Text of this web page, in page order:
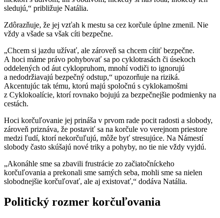
sledujú,“ približuje Natália.
Zdôrazňuje, že jej vzťah k mestu sa cez korčule úplne zmenil. Nie
vždy a všade sa však cíti bezpečne.
„Chcem si jazdu užívať, ale zároveň sa chcem cítiť bezpečne.
A hoci máme právo pohybovať sa po cyklotrasách či úsekoch
oddelených od áut cyklopruhom, mnohí vodiči to ignorujú
a nedodržiavajú bezpečný odstup,“ upozorňuje na riziká.
Akcentujúc tak tému, ktorú majú spoločnú s cyklokamošmi
z Cyklokoalície, ktorí rovnako bojujú za bezpečnejšie podmienky na
cestách.
Hoci korčuľovanie jej prináša v prvom rade pocit radosti a slobody,
zároveň priznáva, že postaviť sa na korčule vo verejnom priestore
medzi ľudí, ktorí nekorčuľujú, môže byť stresujúce. Na Námestí
slobody často skúšajú nové triky a pohyby, no tie nie vždy vyjdú.
„Akonáhle sme sa zbavili frustrácie zo začiatočníckeho
korčuľovania a prekonali sme samých seba, mohli sme sa nielen
slobodnejšie korčuľovať, ale aj existovať,“ dodáva Natália.
Politický rozmer korčuľovania